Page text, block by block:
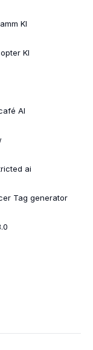
KI
KI
AI
ai
Tag generator